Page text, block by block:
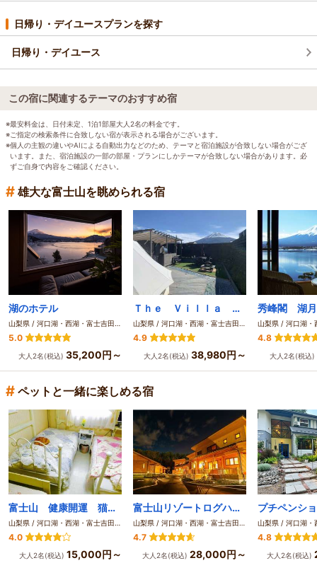
日帰り・デイユースプランを探す
日帰り・デイユース
この宿に関連するテーマのおすすめ宿
※最安料金は、日付未定、1泊1部屋大人2名の料金です。
※ご指定の検索条件に合致しない宿が表示される場合がございます。
※個人の主観の違いやAIによる自動出力などのため、テーマと宿泊施設が合致しない場合がござ
います。また、宿泊施設の一部の部屋・プランにしかテーマが合致しない場合があります。必
ずご自身で内容をご確認ください。
# 雄大な富士山を眺められる宿
湖のホテル
山梨県 / 河口湖・西湖・富士吉田・精進湖・本栖湖
5.0
大人2名(税込) 35,200円～
Ｔｈｅ Ｖｉｌｌａ Ｇｌａｍｐｉｎｇ 河口湖
山梨県 / 河口湖・西湖・富士吉田・精進湖・本栖湖
4.9
大人2名(税込) 38,980円～
秀峰閣 湖月
4.8
大人2名(税込)
# ペットと一緒に楽しめる宿
富士山 健康開運 猫と犬の宿 ペンションブルーポピー
山梨県 / 河口湖・西湖・富士吉田・精進湖・本栖湖
4.0
大人2名(税込) 15,000円～
富士山リゾートログハウス ふようの宿
山梨県 / 河口湖・西湖・富士吉田・精進湖・本栖湖
4.7
大人2名(税込) 28,000円～
4.8
大人2名(税込)